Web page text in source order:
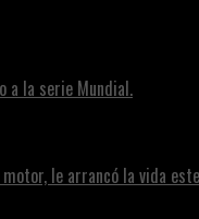
a la serie Mundial.
le arrancó la vida